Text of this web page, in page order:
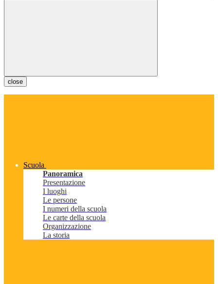
close
Scuola
Panoramica
Presentazione
I luoghi
Le persone
I numeri della scuola
Le carte della scuola
Organizzazione
La storia